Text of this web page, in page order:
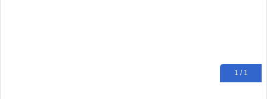
1 / 1